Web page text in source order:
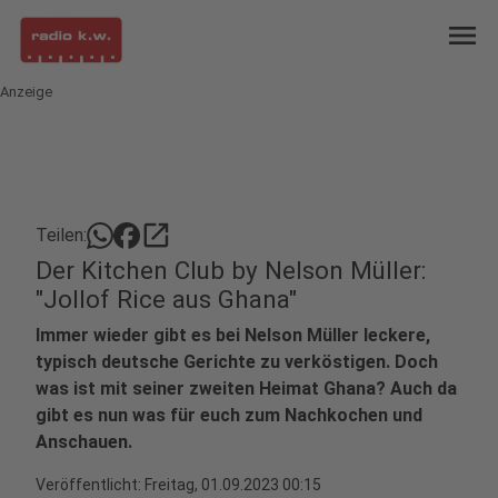
menu
Anzeige
Teilen: open_in_new
Der Kitchen Club by Nelson Müller:
"Jollof Rice aus Ghana"
Immer wieder gibt es bei Nelson Müller leckere,
typisch deutsche Gerichte zu verköstigen. Doch
was ist mit seiner zweiten Heimat Ghana? Auch da
gibt es nun was für euch zum Nachkochen und
Anschauen.
Veröffentlicht: Freitag, 01.09.2023 00:15